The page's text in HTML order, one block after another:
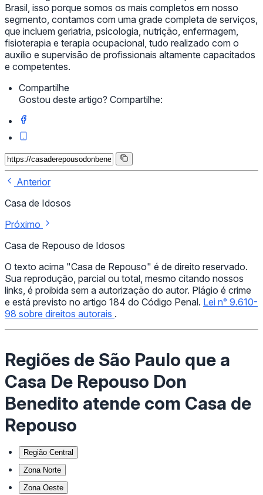
Brasil, isso porque somos os mais completos em nosso
segmento, contamos com uma grade completa de serviços,
que incluem geriatria, psicologia, nutrição, enfermagem,
fisioterapia e terapia ocupacional, tudo realizado com o
auxílio e supervisão de profissionais altamente capacitados
e competentes.
Compartilhe
Gostou deste artigo? Compartilhe:
Anterior
Casa de Idosos
Próximo
Casa de Repouso de Idosos
O texto acima "Casa de Repouso" é de direito reservado.
Sua reprodução, parcial ou total, mesmo citando nossos
links, é proibida sem a autorização do autor. Plágio é crime
e está previsto no artigo 184 do Código Penal. Lei n° 9.610-
98 sobre direitos autorais .
Regiões de São Paulo que a
Casa De Repouso Don
Benedito atende com Casa de
Repouso
Região Central
Zona Norte
Zona Oeste